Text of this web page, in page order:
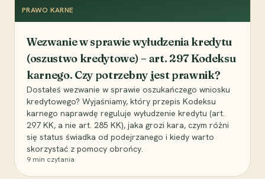
PRAWO KARNE
Wezwanie w sprawie wyłudzenia kredytu
(oszustwo kredytowe) – art. 297 Kodeksu
karnego. Czy potrzebny jest prawnik?
Dostałeś wezwanie w sprawie oszukańczego wniosku
kredytowego? Wyjaśniamy, który przepis Kodeksu
karnego naprawdę reguluje wyłudzenie kredytu (art.
297 KK, a nie art. 285 KK), jaka grozi kara, czym różni
się status świadka od podejrzanego i kiedy warto
skorzystać z pomocy obrońcy.
9 min czytania